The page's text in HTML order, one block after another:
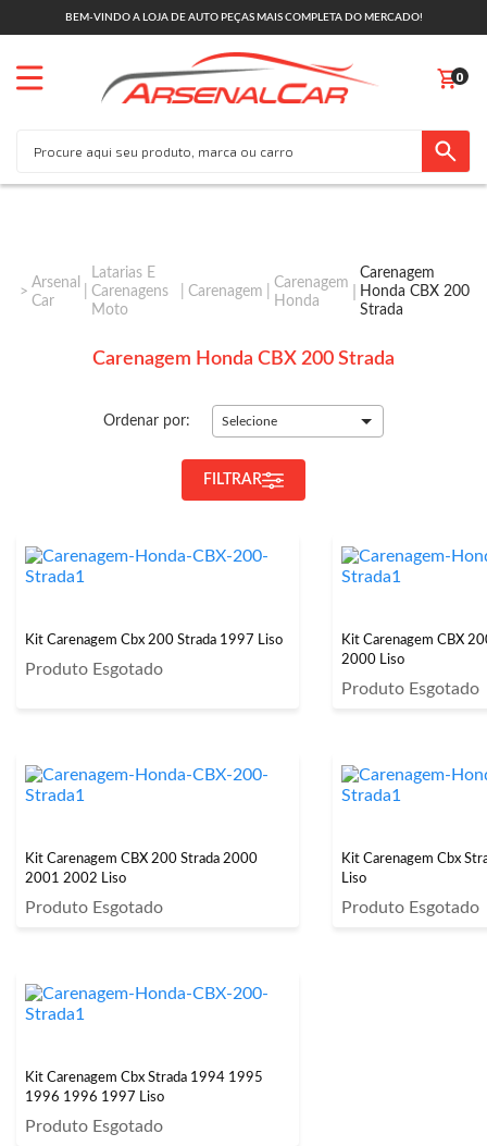
BEM-VINDO A LOJA DE AUTO PEÇAS MAIS COMPLETA DO MERCADO!
0
Arsenal
Car
Latarias E
Carenagens
Moto
Carenagem
Carenagem
Honda
Carenagem
Honda CBX 200
Strada
Carenagem Honda CBX 200 Strada
Ordenar por: Selecione
FILTRAR
Kit Carenagem Cbx 200 Strada 1997 Liso
Produto Esgotado
Kit Carenagem CBX
2000 Liso
Produto Esgotado
Kit Carenagem CBX 200 Strada 2000
2001 2002 Liso
Produto Esgotado
Kit Carenagem Cbx
Liso
Produto Esgotado
Kit Carenagem Cbx Strada 1994 1995
1996 1996 1997 Liso
Produto Esgotado